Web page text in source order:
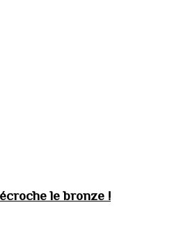
le bronze !